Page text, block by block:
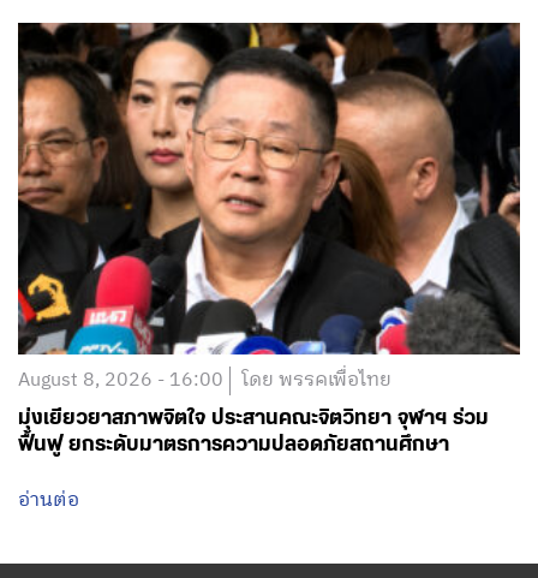
August 8, 2026 - 16:00 โดย พรรคเพื่อไทย
มุ่งเยียวยาสภาพจิตใจ ประสานคณะจิตวิทยา จุฬาฯ ร่วม
ฟื้นฟู ยกระดับมาตรการความปลอดภัยสถานศึกษา
อ่านต่อ